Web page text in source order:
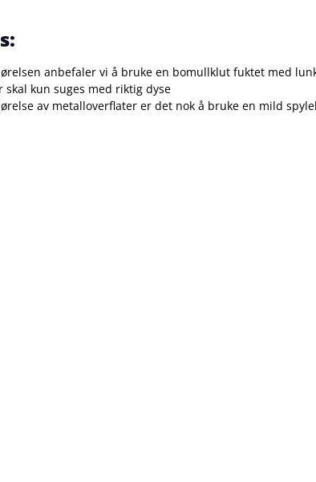
anbefaler vi å bruke en bomullklut fuktet med
skal kun suges med riktig dyse
av metalloverflater er det nok å bruke en mild